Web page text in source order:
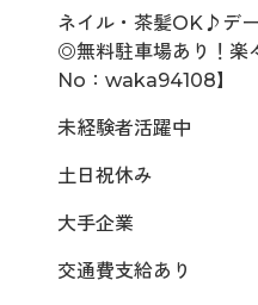
ネイル・茶髪OK♪デ
◎無料駐車場あり！楽
No：waka94108】
未経験者活躍中
土日祝休み
大手企業
交通費支給あり